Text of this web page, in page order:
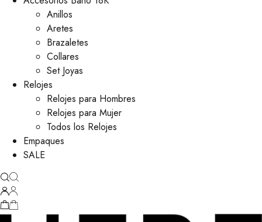
Anillos
Aretes
Brazaletes
Collares
Set Joyas
Relojes
Relojes para Hombres
Relojes para Mujer
Todos los Relojes
Empaques
SALE